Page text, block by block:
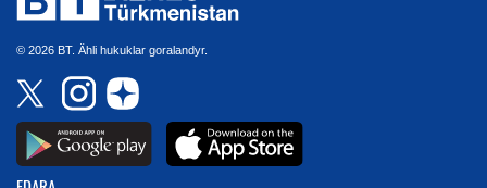
© 2026 BT. Ähli hukuklar goralandyr.